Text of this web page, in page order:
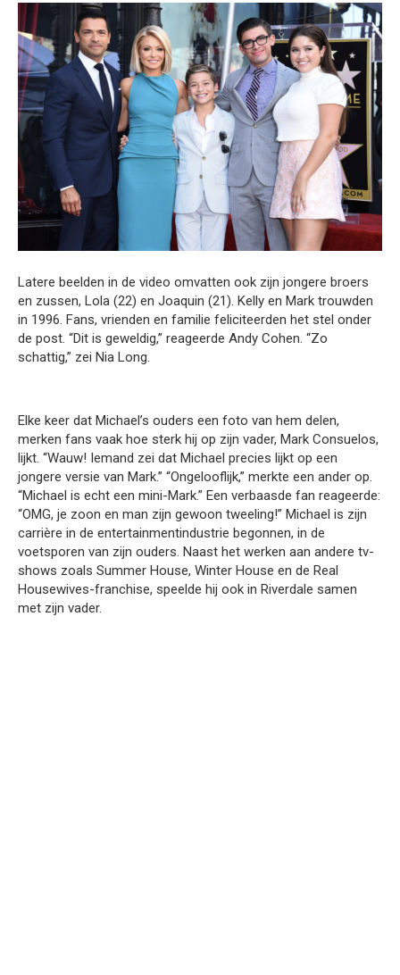
Latere beelden in de video omvatten ook zijn jongere broers
en zussen, Lola (22) en Joaquin (21). Kelly en Mark trouwden
in 1996. Fans, vrienden en familie feliciteerden het stel onder
de post. “Dit is geweldig,” reageerde Andy Cohen. “Zo
schattig,” zei Nia Long.
Elke keer dat Michael’s ouders een foto van hem delen,
merken fans vaak hoe sterk hij op zijn vader, Mark Consuelos,
lijkt. “Wauw! Iemand zei dat Michael precies lijkt op een
jongere versie van Mark.” “Ongelooflijk,” merkte een ander op.
“Michael is echt een mini-Mark.” Een verbaasde fan reageerde:
“OMG, je zoon en man zijn gewoon tweeling!” Michael is zijn
carrière in de entertainmentindustrie begonnen, in de
voetsporen van zijn ouders. Naast het werken aan andere tv-
shows zoals Summer House, Winter House en de Real
Housewives-franchise, speelde hij ook in Riverdale samen
met zijn vader.